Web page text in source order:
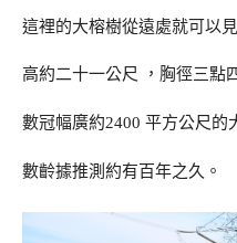
這裡的大榕樹從遠處就可以
高約二十一公尺 ，胸徑三點
數冠幅廣約2400 平方公尺的
數齡據推測約有百年之久。